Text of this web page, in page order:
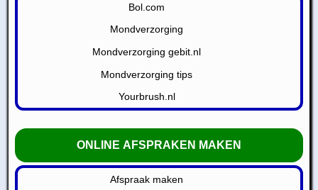
Bol.com
Mondverzorging
Mondverzorging gebit.nl
Mondverzorging tips
Yourbrush.nl
ONLINE AFSPRAKEN MAKEN
Afspraak maken